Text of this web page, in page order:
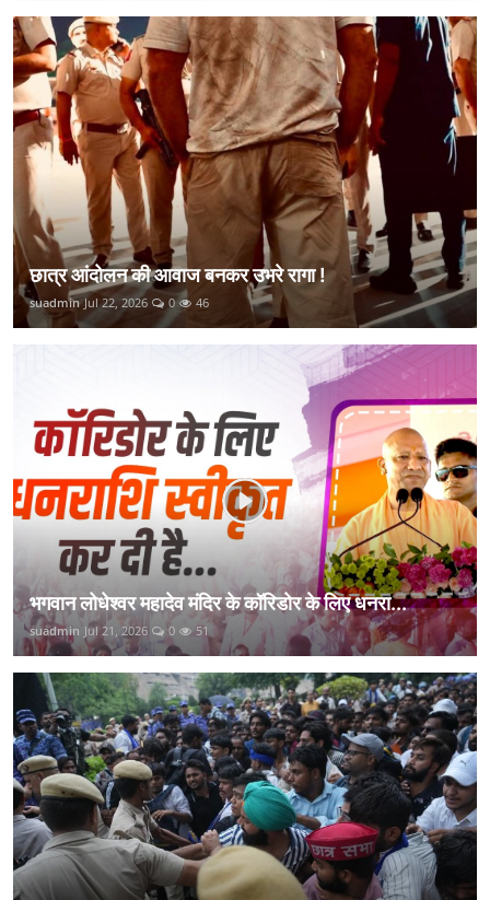
छात्र आंदोलन की आवाज बनकर उभरे रागा !
suadmin Jul 22, 2026 0 46
भगवान लोधेश्वर महादेव मंदिर के कॉरिडोर के लिए धनरा...
suadmin Jul 21, 2026 0 51